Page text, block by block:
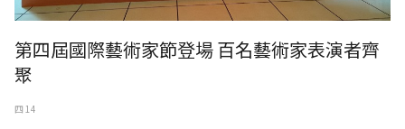
第四屆國際藝術家節登場 百名藝術家表演者齊
聚
四 14